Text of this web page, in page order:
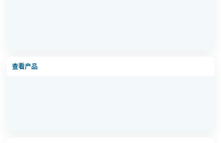
查看产品